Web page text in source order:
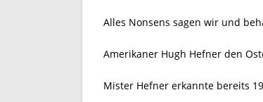
Alles Nonsens sagen wir und
Amerikaner Hugh Hefner den
Mister Hefner erkannte bereits